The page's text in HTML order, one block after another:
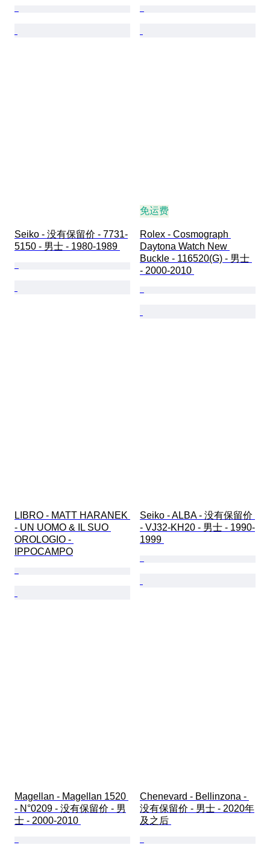
Seiko - 没有保留价 - 7731-
5150 - 男士 - 1980-1989
免运费
Rolex - Cosmograph
Daytona Watch New
Buckle - 116520(G) - 男士
- 2000-2010
LIBRO - MATT HARANEK
- UN UOMO & IL SUO
OROLOGIO -
IPPOCAMPO
Seiko - ALBA - 没有保留价
- VJ32-KH20 - 男士 - 1990-
1999
Magellan - Magellan 1520
- N°0209 - 没有保留价 - 男
士 - 2000-2010
Chenevard - Bellinzona -
没有保留价 - 男士 - 2020年
及之后